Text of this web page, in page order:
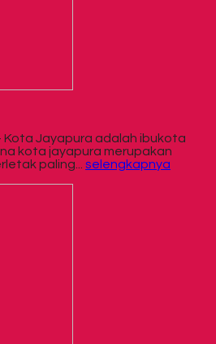
Kota Jayapura adalah ibukota
kota jayapura merupakan
paling... selengkapnya